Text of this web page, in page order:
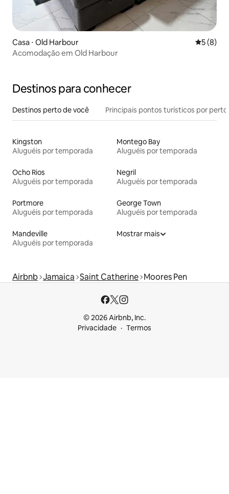
Casa ⋅ Old Harbour 5 de
5 (8)
Acomodação em Old Harbour
Destinos para conhecer
Destinos perto de você Principais pontos turísticos por perto
Kingston
Aluguéis por temporada
Montego Bay
Aluguéis por temporada
Ocho Rios
Aluguéis por temporada
Negril
Aluguéis por temporada
Portmore
Aluguéis por temporada
George Town
Aluguéis por temporada
Mandeville
Aluguéis por temporada
Mostrar mais
Airbnb Jamaica Saint Catherine Moores Pen
© 2026 Airbnb, Inc.
Privacidade
Termos